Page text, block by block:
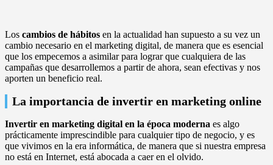
Los cambios de hábitos en la actualidad han supuesto a su vez un
cambio necesario en el marketing digital, de manera que es esencial
que los empecemos a asimilar para lograr que cualquiera de las
campañas que desarrollemos a partir de ahora, sean efectivas y nos
aporten un beneficio real.
La importancia de invertir en marketing online
Invertir en marketing digital en la época moderna es algo
prácticamente imprescindible para cualquier tipo de negocio, y es
que vivimos en la era informática, de manera que si nuestra empresa
no está en Internet, está abocada a caer en el olvido.